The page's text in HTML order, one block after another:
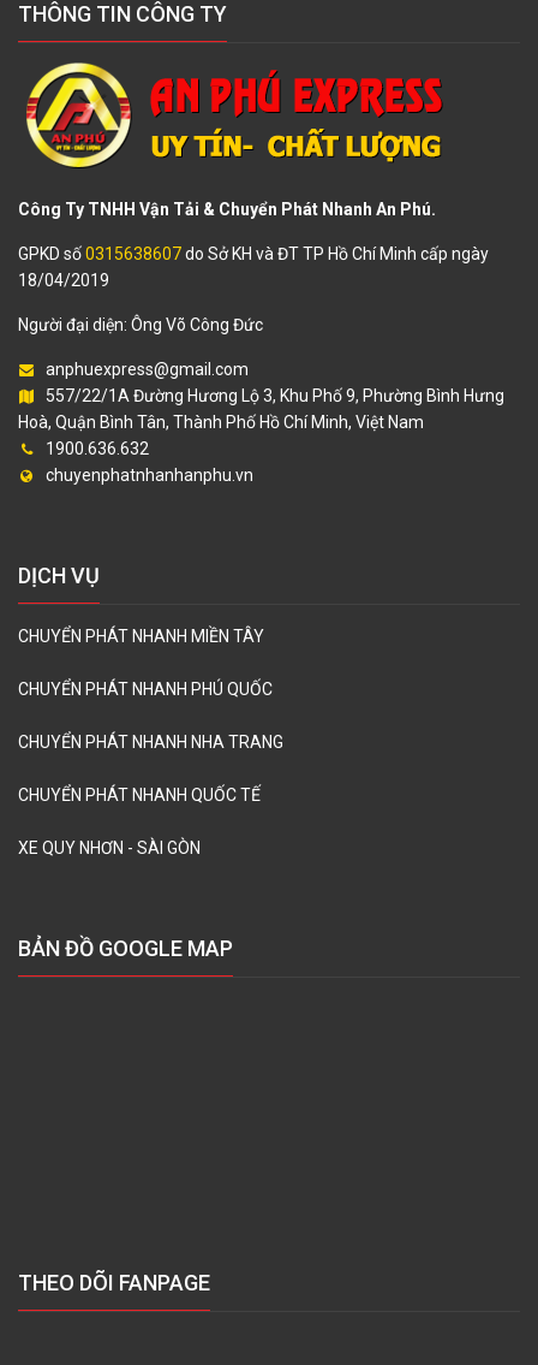
THÔNG TIN CÔNG TY
Công Ty TNHH Vận Tải & Chuyển Phát Nhanh An Phú.
GPKD số0315638607do Sở KH và ĐT TP Hồ Chí Minh cấp ngày
18/04/2019
Người đại diện: Ông Võ Công Đức
anphuexpress@gmail.com
557/22/1A Đường Hương Lộ 3, Khu Phố 9, Phường Bình Hưng
Hoà, Quận Bình Tân, Thành Phố Hồ Chí Minh, Việt Nam
1900.636.632
chuyenphatnhanhanphu.vn
DỊCH VỤ
CHUYỂN PHÁT NHANH MIỀN TÂY
CHUYỂN PHÁT NHANH PHÚ QUỐC
CHUYỂN PHÁT NHANH NHA TRANG
CHUYỂN PHÁT NHANH QUỐC TẾ
XE QUY NHƠN - SÀI GÒN
BẢN ĐỒ GOOGLE MAP
THEO DÕI FANPAGE